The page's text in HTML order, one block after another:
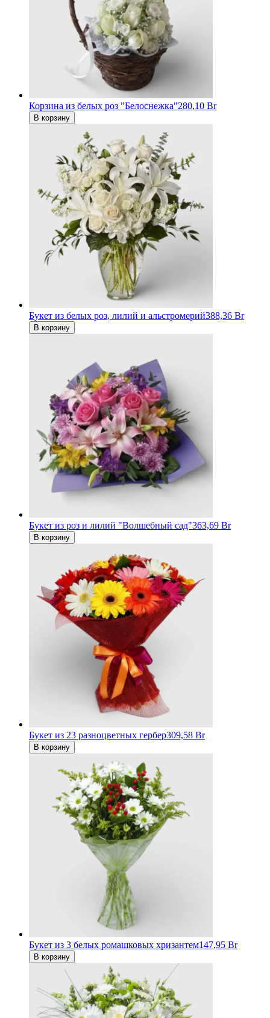
Корзина из белых роз "Белоснежка"280,10 Br
В корзину
Букет из белых роз, лилий и альстромерий388,36 Br
В корзину
Букет из роз и лилий "Волшебный сад"363,69 Br
В корзину
Букет из 23 разноцветных гербер309,58 Br
В корзину
Букет из 3 белых ромашковых хризантем147,95 Br
В корзину